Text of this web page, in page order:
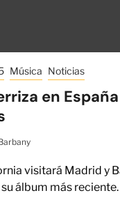
Música Noticias
en
visitará Madrid y
su álbum más